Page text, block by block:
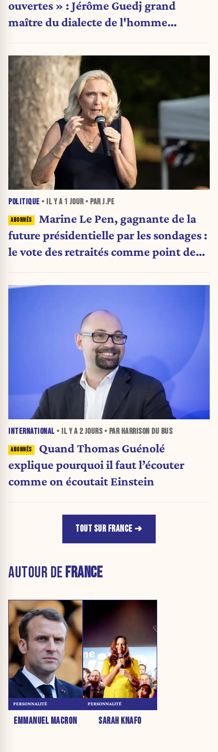
ouvertes » : Jérôme Guedj grand
maître du dialecte de l'homme
POLITIQUE • IL Y A 1 JOUR• PAR J.PE
Marine Le Pen, gagnante de la
future présidentielle par les sondages :
le vote des retraités comme point de
INTERNATIONAL • IL Y A 2 JOURS• PAR HARRISON DU BUS
Quand Thomas Guénolé
explique pourquoi il faut l’écouter
comme on écoutait Einstein
TOUT SUR FRANCE
AUTOUR DEFRANCE
EMMANUEL MACRON
PERSONNALITÉ
SARAH KNAFO
PERSONNALITÉ